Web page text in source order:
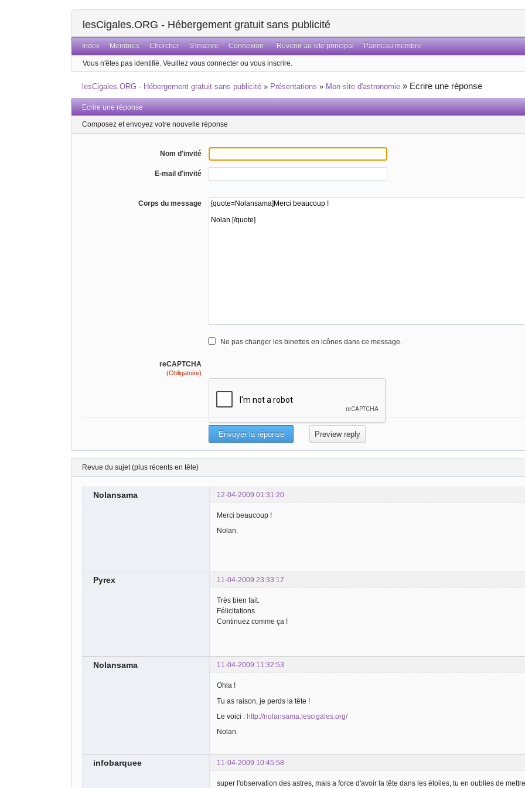
lesCigales.ORG - Hébergement gratuit sans publicité
Index Membres Chercher S'inscrire Connexion Revenir au site principal Panneau membre
Vous n'êtes pas identifié. Veuillez vous connecter ou vous inscrire.
lesCigales.ORG - Hébergement gratuit sans publicité » Présentations » Mon site d'astronomie » Ecrire une réponse
Ecrire une réponse
Composez et envoyez votre nouvelle réponse
Nom d'invité
E-mail d'invité
Corps du message
Ne pas changer les binettes en icônes dans ce message.
reCAPTCHA
(Obligatoire)
Revue du sujet (plus récents en tête)
Nolansama 12-04-2009 01:31:20
Merci beaucoup !
Nolan.
Pyrex 11-04-2009 23:33:17
Très bien fait.
Félicitations.
Continuez comme ça !
Nolansama 11-04-2009 11:32:53
Ohla !
Tu as raison, je perds la tête !
Le voici : http://nolansama.lescigales.org/
Nolan.
infobarquee 11-04-2009 10:45:58
super l'observation des astres, mais a force d'avoir la tête dans les étoiles, tu en oublies de